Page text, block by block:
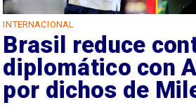
INTERNACIONAL
Brasil reduce
diplomático con
por dichos de